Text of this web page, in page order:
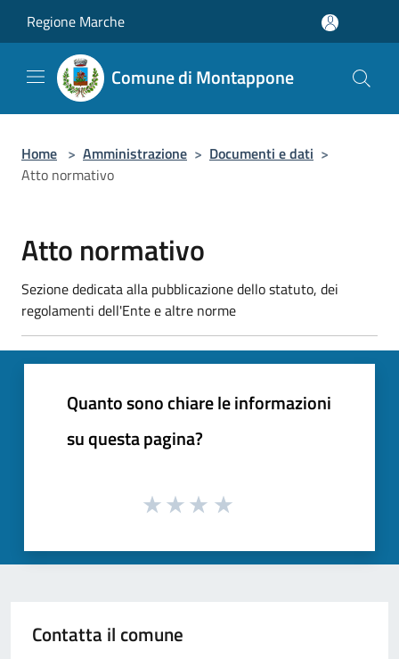
Regione Marche
Comune di Montappone
Home > Amministrazione > Documenti e dati >
Atto normativo
Atto normativo
Sezione dedicata alla pubblicazione dello statuto, dei
regolamenti dell'Ente e altre norme
Quanto sono chiare le informazioni
su questa pagina?
Contatta il comune